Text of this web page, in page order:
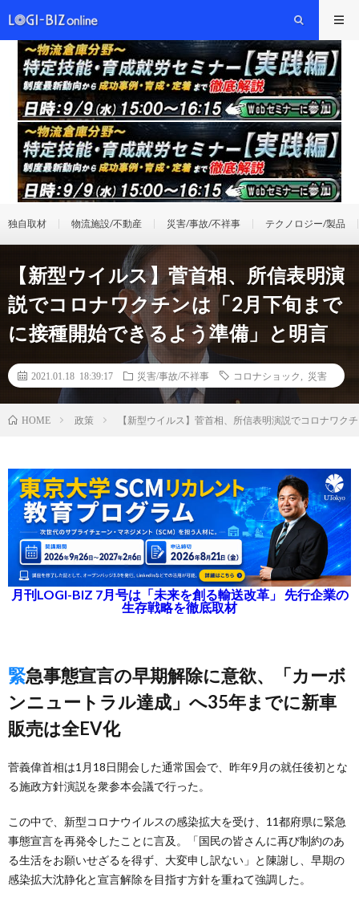
独自取材 物流施設/不動産 災害/事故/不祥事 テクノロジー/製品
【新型ウイルス】菅首相、所信表明演
説でコロナワクチンは「2月下旬まで
に接種開始できるよう準備」と明言
2021.01.18 18:39:17 災害/事故/不祥事 コロナショック 災害
HOME 政策 【新型ウイルス】菅首相、所信表明演説でコロナワ
月刊LOGI-BIZ 7月号は「未来を創る輸送改革」 先行企業の
生存戦略を徹底取材
緊急事態宣言の早期解除に意欲、「カーボ
ンニュートラル達成」へ35年までに新車
販売は全EV化
菅義偉首相は1月18日開会した通常国会で、昨年9月の就任後初とな
る施政方針演説を衆参本会議で行った。
この中で、新型コロナウイルスの感染拡大を受け、11都府県に緊急
事態宣言を再発令したことに言及。「国民の皆さんに再び制約のあ
る生活をお願いせざるを得ず、大変申し訳ない」と陳謝し、早期の
感染拡大沈静化と宣言解除を目指す方針を重ねて強調した。